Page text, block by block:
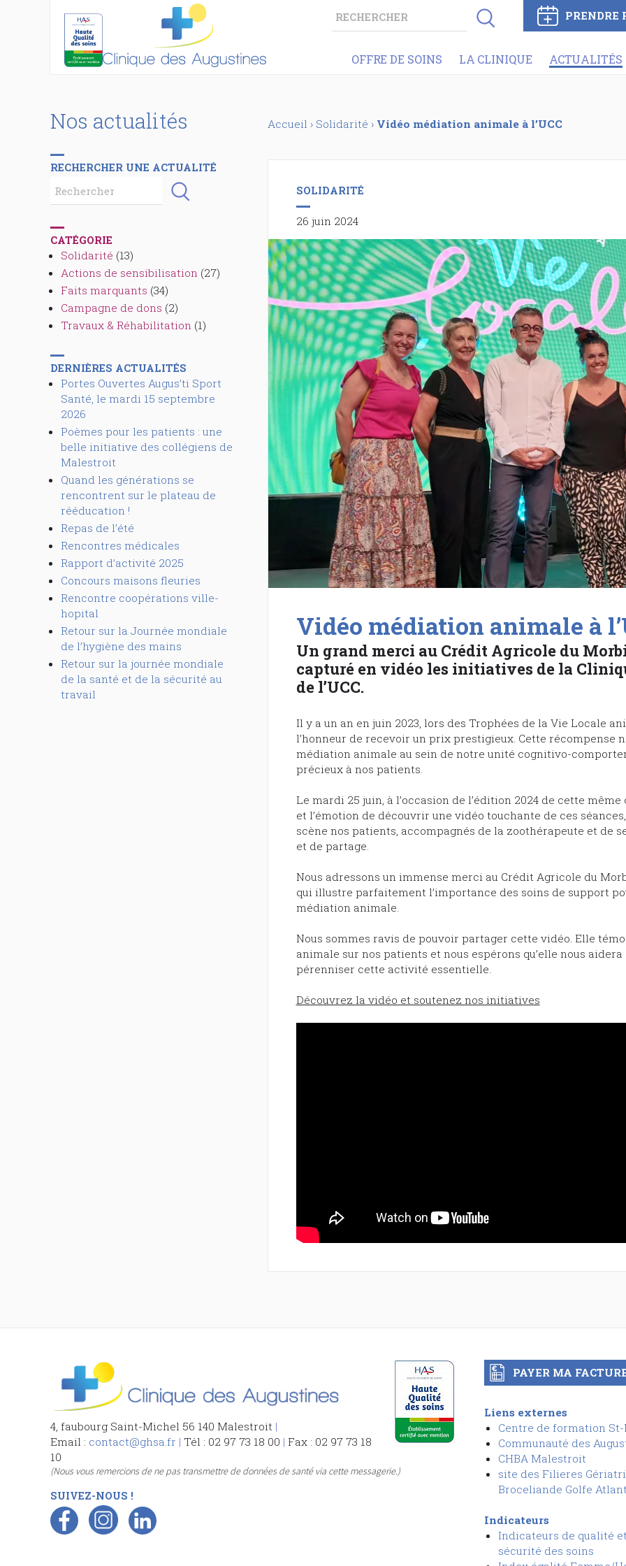
PRENDRE
OFFRE DE SOINS LA CLINIQUE ACTUALITÉS
Nos actualités
RECHERCHER UNE ACTUALITÉ
CATÉGORIE
Solidarité (13)
Actions de sensibilisation (27)
Faits marquants (34)
Campagne de dons (2)
Travaux & Réhabilitation (1)
DERNIÈRES ACTUALITÉS
Portes Ouvertes Augus’ti Sport
Santé, le mardi 15 septembre
2026
Poèmes pour les patients : une
belle initiative des collégiens de
Malestroit
Quand les générations se
rencontrent sur le plateau de
rééducation !
Repas de l’été
Rencontres médicales
Rapport d’activité 2025
Concours maisons fleuries
Rencontre coopérations ville-
hopital
Retour sur la Journée mondiale
de l’hygiène des mains
Retour sur la journée mondiale
de la santé et de la sécurité au
travail
Accueil › Solidarité › Vidéo médiation animale à l’UCC
SOLIDARITÉ
26 juin 2024
Vidéo médiation animale à
Un grand merci au Crédit Agricole du
capturé en vidéo les initiatives de la
de l’UCC.
Il y a un an en juin 2023, lors des Trophées de la Vie Locale
l’honneur de recevoir un prix prestigieux. Cette récompense
médiation animale au sein de notre unité cognitivo-
précieux à nos patients.
Le mardi 25 juin, à l’occasion de l’édition 2024 de cette même
et l’émotion de découvrir une vidéo touchante de ces
scène nos patients, accompagnés de la zoothérapeute et de
et de partage.
Nous adressons un immense merci au Crédit Agricole du
qui illustre parfaitement l’importance des soins de support
médiation animale.
Nous sommes ravis de pouvoir partager cette vidéo. Elle
animale sur nos patients et nous espérons qu’elle nous
pérenniser cette activité essentielle.
Découvrez la vidéo et soutenez nos initiatives
4, faubourg Saint-Michel 56 140 Malestroit |
Email : contact@ghsa.fr | Tél : 02 97 73 18 00 | Fax : 02 97 73 18
10
(Nous vous remercions de ne pas transmettre de données de santé via cette messagerie.)
SUIVEZ-NOUS !
PAYER MA
Liens externes
Centre de formation
Communauté des
CHBA Malestroit
site des Filieres
Broceliande Golfe
Indicateurs
Indicateurs de qualité
sécurité des soins